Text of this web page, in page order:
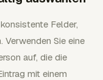
Felder,
Verwenden Sie eine
auf, die die
mit einem